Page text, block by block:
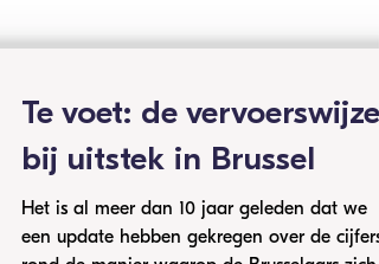
Te voet: de vervoerswijze
bij uitstek in Brussel